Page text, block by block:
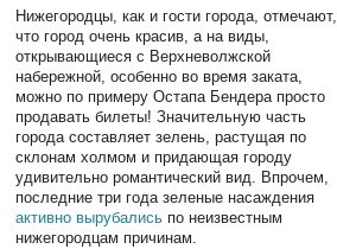
Нижегородцы, как и гости города, отмечают,
что город очень красив, а на виды,
открывающиеся с Верхневолжской
набережной, особенно во время заката,
можно по примеру Остапа Бендера просто
продавать билеты! Значительную часть
города составляет зелень, растущая по
склонам холмом и придающая городу
удивительно романтический вид. Впрочем,
последние три года зеленые насаждения
активно вырубались по неизвестным
нижегородцам причинам.